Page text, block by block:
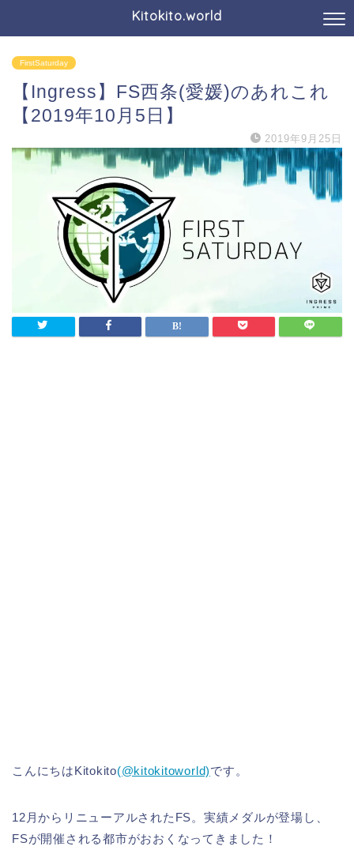
Kitokito.world
FirstSaturday
【Ingress】FS西条(愛媛)のあれこれ
【2019年10月5日】
2019年9月25日
こんにちはKitokito(@kitokitoworld)です。
12月からリニューアルされたFS。実績メダルが登場し、
FSが開催される都市がおおくなってきました！